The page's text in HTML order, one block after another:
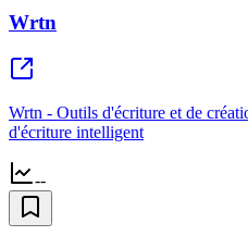
Wrtn
Wrtn - Outils d'écriture et de
d'écriture intelligent
--